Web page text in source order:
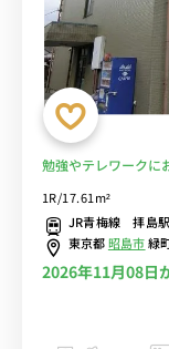
勉強やテレワークに
Wi-Fi格安レンタル中！
1R/17.61m²
JR青梅線 拝島
東京都昭島市緑
2026年11月08日